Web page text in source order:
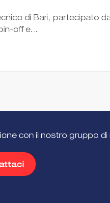
di Bari, partecipato
off e...
con il nostro gruppo di